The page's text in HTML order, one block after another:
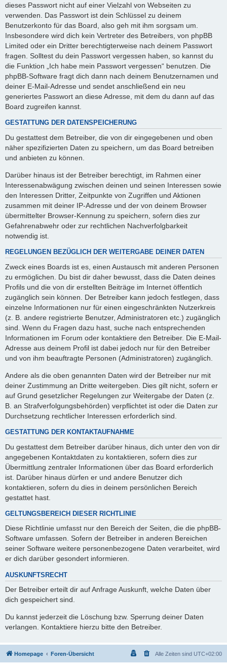
dieses Passwort nicht auf einer Vielzahl von Webseiten zu
verwenden. Das Passwort ist dein Schlüssel zu deinem
Benutzerkonto für das Board, also geh mit ihm sorgsam um.
Insbesondere wird dich kein Vertreter des Betreibers, von phpBB
Limited oder ein Dritter berechtigterweise nach deinem Passwort
fragen. Solltest du dein Passwort vergessen haben, so kannst du
die Funktion „Ich habe mein Passwort vergessen“ benutzen. Die
phpBB-Software fragt dich dann nach deinem Benutzernamen und
deiner E-Mail-Adresse und sendet anschließend ein neu
generiertes Passwort an diese Adresse, mit dem du dann auf das
Board zugreifen kannst.
GESTATTUNG DER DATENSPEICHERUNG
Du gestattest dem Betreiber, die von dir eingegebenen und oben
näher spezifizierten Daten zu speichern, um das Board betreiben
und anbieten zu können.
Darüber hinaus ist der Betreiber berechtigt, im Rahmen einer
Interessenabwägung zwischen deinen und seinen Interessen sowie
den Interessen Dritter, Zeitpunkte von Zugriffen und Aktionen
zusammen mit deiner IP-Adresse und der von deinem Browser
übermittelter Browser-Kennung zu speichern, sofern dies zur
Gefahrenabwehr oder zur rechtlichen Nachverfolgbarkeit
notwendig ist.
REGELUNGEN BEZÜGLICH DER WEITERGABE DEINER DATEN
Zweck eines Boards ist es, einen Austausch mit anderen Personen
zu ermöglichen. Du bist dir daher bewusst, dass die Daten deines
Profils und die von dir erstellten Beiträge im Internet öffentlich
zugänglich sein können. Der Betreiber kann jedoch festlegen, dass
einzelne Informationen nur für einen eingeschränkten Nutzerkreis
(z. B. andere registrierte Benutzer, Administratoren etc.) zugänglich
sind. Wenn du Fragen dazu hast, suche nach entsprechenden
Informationen im Forum oder kontaktiere den Betreiber. Die E-Mail-
Adresse aus deinem Profil ist dabei jedoch nur für den Betreiber
und von ihm beauftragte Personen (Administratoren) zugänglich.
Andere als die oben genannten Daten wird der Betreiber nur mit
deiner Zustimmung an Dritte weitergeben. Dies gilt nicht, sofern er
auf Grund gesetzlicher Regelungen zur Weitergabe der Daten (z.
B. an Strafverfolgungsbehörden) verpflichtet ist oder die Daten zur
Durchsetzung rechtlicher Interessen erforderlich sind.
GESTATTUNG DER KONTAKTAUFNAHME
Du gestattest dem Betreiber darüber hinaus, dich unter den von dir
angegebenen Kontaktdaten zu kontaktieren, sofern dies zur
Übermittlung zentraler Informationen über das Board erforderlich
ist. Darüber hinaus dürfen er und andere Benutzer dich
kontaktieren, sofern du dies in deinem persönlichen Bereich
gestattet hast.
GELTUNGSBEREICH DIESER RICHTLINIE
Diese Richtlinie umfasst nur den Bereich der Seiten, die die phpBB-
Software umfassen. Sofern der Betreiber in anderen Bereichen
seiner Software weitere personenbezogene Daten verarbeitet, wird
er dich darüber gesondert informieren.
AUSKUNFTSRECHT
Der Betreiber erteilt dir auf Anfrage Auskunft, welche Daten über
dich gespeichert sind.
Du kannst jederzeit die Löschung bzw. Sperrung deiner Daten
verlangen. Kontaktiere hierzu bitte den Betreiber.
Homepage Foren-Übersicht Alle Zeiten sind UTC+02:00